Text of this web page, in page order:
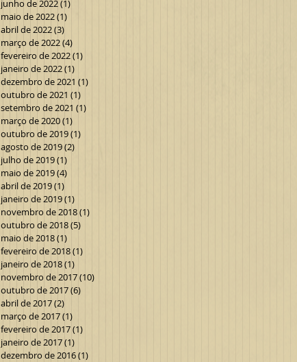
junho de 2022(1)
maio de 2022(1)
abril de 2022(3)
março de 2022(4)
fevereiro de 2022(1)
janeiro de 2022(1)
dezembro de 2021 (1)
outubro de 2021 (1)
setembro de 2021 (1)
março de 2020(1)
outubro de 2019(1)
agosto de 2019(2)
julho de 2019(1)
maio de 2019(4)
abril de 2019(1)
janeiro de 2019(1)
novembro de 2018(1)
outubro de 2018(5)
maio de 2018(1)
fevereiro de 2018(1)
janeiro de 2018(1)
novembro de 2017(10)
outubro de 2017(6)
abril de 2017(2)
março de 2017(1)
fevereiro de 2017(1)
janeiro de 2017(1)
dezembro de 2016(1)